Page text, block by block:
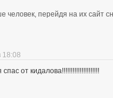
человек, перейдя на их сайт
18:08
от кидалова!!!!!!!!!!!!!!!!!!!!!